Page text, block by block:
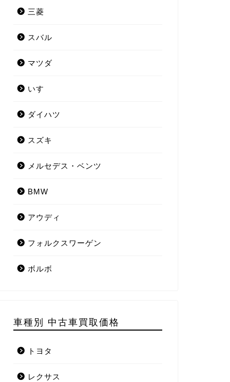
三菱
スバル
マツダ
いすゞ
ダイハツ
スズキ
メルセデス・ベンツ
BMW
アウディ
フォルクスワーゲン
ボルボ
車種別 中古車買取価格
トヨタ
レクサス